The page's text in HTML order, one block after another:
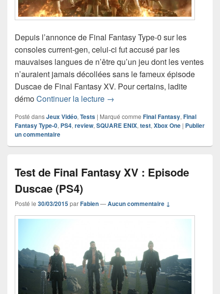
Depuis l’annonce de Final Fantasy Type-0 sur les
consoles current-gen, celui-ci fut accusé par les
mauvaises langues de n’être qu’un jeu dont les ventes
n’auraient jamais décollées sans le fameux épisode
Duscae de Final Fantasy XV. Pour certains, ladite
démoContinuer la lecture Test de Final Fantasy Type-0
→
Posté dansJeux Vidéo, Tests | Marqué comme Final Fantasy, Final
Fantasy Type-0, PS4, review, SQUARE ENIX, test, Xbox One | Publier
un commentaire
Test de Final Fantasy XV : Episode
Duscae (PS4)
Posté le 30/03/2015parFabien—Aucun commentaire ↓